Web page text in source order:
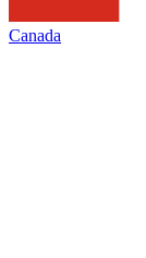
Canada